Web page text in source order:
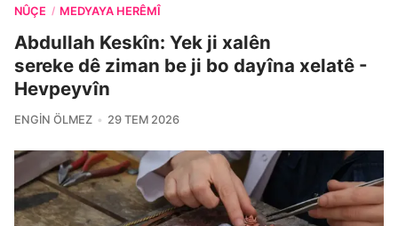
NÛÇE / MEDYAYA HERÊMÎ
Abdullah Keskîn: Yek ji xalên
sereke dê ziman be ji bo dayîna xelatê -
Hevpeyvîn
ENGIN ÖLMEZ 29 TEM 2026